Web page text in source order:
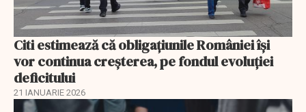
Citi estimează că obligațiunile României își
vor continua creșterea, pe fondul evoluției
deficitului
21 IANUARIE 2026